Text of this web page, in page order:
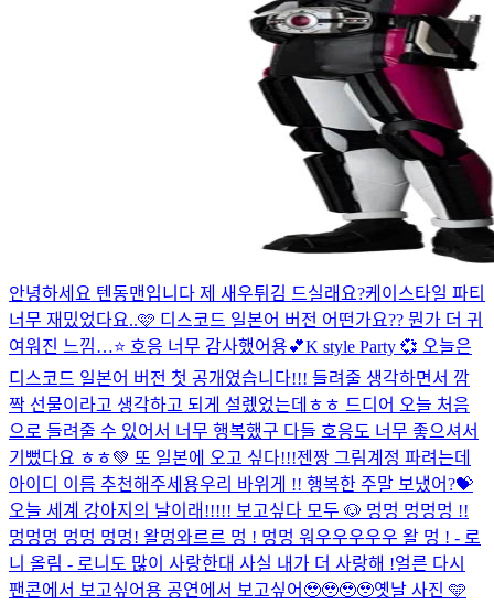
안녕하세요 텐동맨입니다 제 새우튀김 드실래요?케이스타일 파티
너무 재밌었다요..🩷 디스코드 일본어 버전 어떤가요?? 뭔가 더 귀
여워진 느낌…⭐️ 호응 너무 감사했어용💕K style Party 💞 오늘은
디스코드 일본어 버전 첫 공개였습니다!!! 들려줄 생각하면서 깜
짝 선물이라고 생각하고 되게 설렜었는데ㅎㅎ 드디어 오늘 처음
으로 들려줄 수 있어서 너무 행복했구 다들 호응도 너무 좋으셔서
기뻤다요 ㅎㅎ💚 또 일본에 오고 싶다!!!젠짱 그림계정 파려는데
아이디 이름 추천해주세용우리 바위게 !! 행복한 주말 보냈어?💝
오늘 세계 강아지의 날이래!!!!! 보고싶다 모두 🐶 멍멍 멍멍멍 !!
멍멍멍 멍멍 멍멍! 왈멍와르르 멍 ! 멍멍 워우우우우우 왈 멍 ! - 로
니 올림 - 로니도 많이 사랑한대 사실 내가 더 사랑해 !얼른 다시
팬콘에서 보고싶어용 공연에서 보고싶어🥹🥹🥹🥹옛날 사진 🩵